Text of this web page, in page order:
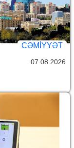
CƏMİYYƏT
07.08.2026